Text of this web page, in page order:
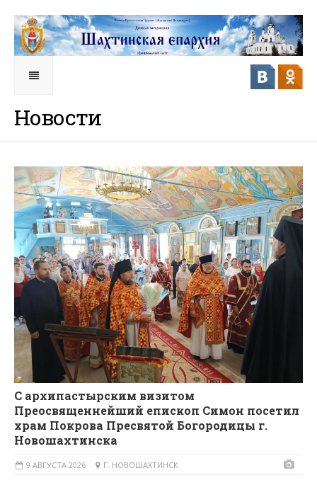
Новости
С архипастырским визитом
Преосвященнейший епископ Симон посетил
храм Покрова Пресвятой Богородицы г.
Новошахтинска
9 АВГУСТА 2026 Г. НОВОШАХТИНСК